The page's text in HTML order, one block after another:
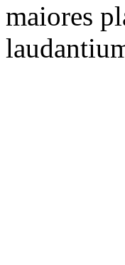
maiores